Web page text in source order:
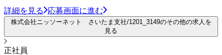
詳細を見る 応募画面に進む
株式会社ニッソーネット さいたま支社/1201_3149のその他の求人を
見る
正社員